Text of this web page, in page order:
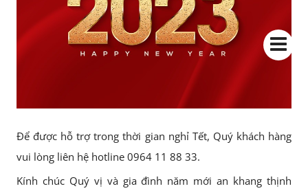
Để được hỗ trợ trong thời gian nghỉ Tết, Quý khách hàng
vui lòng liên hệ hotline 0964 11 88 33.
Kính chúc Quý vị và gia đình năm mới an khang thịnh